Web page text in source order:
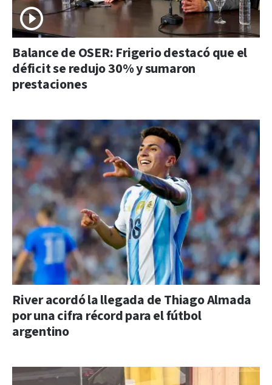
Balance de OSER: Frigerio destacó que el
déficit se redujo 30% y sumaron
prestaciones
River acordó la llegada de Thiago Almada
por una cifra récord para el fútbol
argentino